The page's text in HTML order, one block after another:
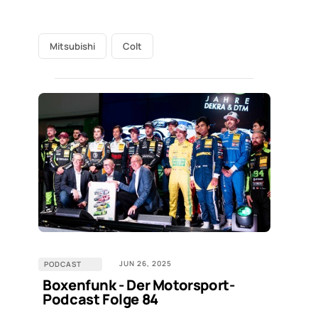
Mitsubishi Colt
PODCAST JUN 26, 2025
Boxenfunk - Der Motorsport-
Podcast Folge 84